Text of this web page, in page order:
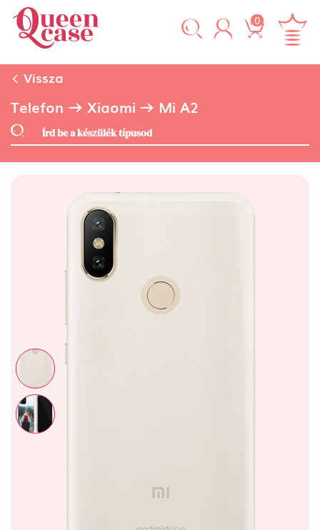
0
Vissza
Telefon Xiaomi Mi A2